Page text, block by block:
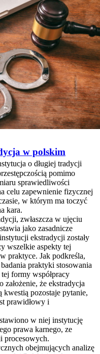
w polskim
o długiej tradycji
pomimo
sprawiedliwości
celu zapewnienie fizycznej
w którym ma toczyć
kara.
zwłaszcza w ujęciu
jako zasadnicze
ekstradycji zostały
wszelkie aspekty tej
praktyce. Jak podkreśla,
praktyki stosowania
formy współpracy
założenie, że ekstradycja
kwestią pozostaje pytanie,
prawidłowy i
w niej instytucję
prawa karnego, ze
procesowych.
obejmujących analizę